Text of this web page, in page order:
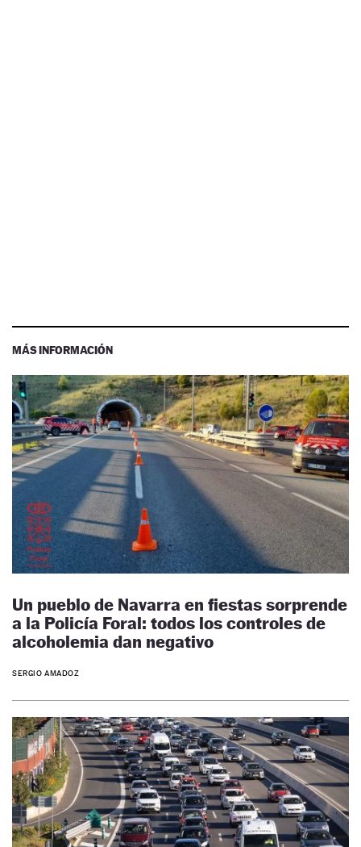
MÁS INFORMACIÓN
Un pueblo de Navarra en fiestas sorprende
a la Policía Foral: todos los controles de
alcoholemia dan negativo
SERGIO AMADOZ